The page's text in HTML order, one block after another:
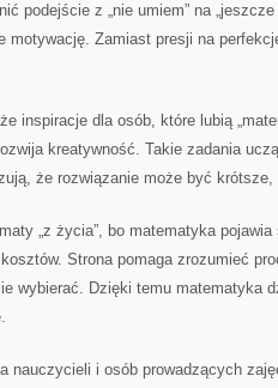
podejście z „nie umiem” na
motywację. Zamiast presji na
inspiracje dla osób, które lubią
kreatywność. Takie zadania
że rozwiązanie może być
„z życia”, bo matematyka
Strona pomaga zrozumieć
wybierać. Dzięki temu matematyka
nauczycieli i osób prowadzących